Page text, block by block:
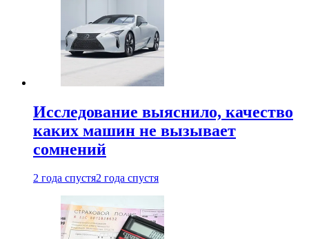
Исследование выяснило, качество
каких машин не вызывает
сомнений
2 года спустя2 года спустя